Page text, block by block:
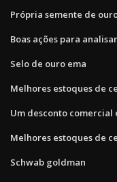
Própria semente de
Boas ações para analisar
Selo de ouro ema
Melhores estoques de
Um desconto comercial
Melhores estoques de
Schwab goldman